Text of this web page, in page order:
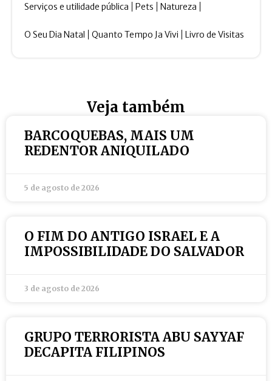
Serviços e utilidade pública Pets Natureza
O Seu Dia Natal Quanto Tempo Ja Vivi Livro de Visitas
Veja também
BARCOQUEBAS, MAIS UM
REDENTOR ANIQUILADO
5 de agosto de 2026
O FIM DO ANTIGO ISRAEL E A
IMPOSSIBILIDADE DO SALVADOR
3 de agosto de 2026
GRUPO TERRORISTA ABU SAYYAF
DECAPITA FILIPINOS